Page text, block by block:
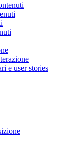
e user stories